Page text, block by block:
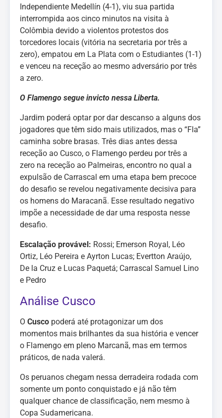
Independiente Medellín (4-1), viu sua partida
interrompida aos cinco minutos na visita à
Colômbia devido a violentos protestos dos
torcedores locais (vitória na secretaria por três a
zero), empatou em La Plata com o Estudiantes (1-1)
e venceu na receção ao mesmo adversário por três
a zero.
O Flamengo segue invicto nessa Liberta.
Jardim poderá optar por dar descanso a alguns dos
jogadores que têm sido mais utilizados, mas o “Fla”
caminha sobre brasas. Três dias antes dessa
receção ao Cusco, o Flamengo perdeu por três a
zero na receção ao Palmeiras, encontro no qual a
expulsão de Carrascal em uma etapa bem precoce
do desafio se revelou negativamente decisiva para
os homens do Maracanã. Esse resultado negativo
impõe a necessidade de dar uma resposta nesse
desafio.
Escalação provável: Rossi; Emerson Royal, Léo
Ortiz, Léo Pereira e Ayrton Lucas; Evertton Araújo,
De la Cruz e Lucas Paquetá; Carrascal Samuel Lino
e Pedro
Análise Cusco
O Cusco poderá até protagonizar um dos
momentos mais brilhantes da sua história e vencer
o Flamengo em pleno Marcanã, mas em termos
práticos, de nada valerá.
Os peruanos chegam nessa derradeira rodada com
somente um ponto conquistado e já não têm
qualquer chance de classificação, nem mesmo à
Copa Sudamericana.